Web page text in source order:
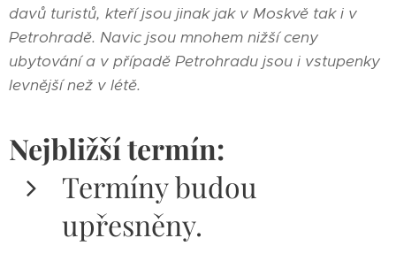
davů turistů, kteří jsou jinak jak v Moskvě tak i v
Petrohradě. Navic jsou mnohem nižší ceny
ubytování a v případě Petrohradu jsou i vstupenky
levnější než v létě.
Nejbližší termín:
Termíny budou
upřesněny.